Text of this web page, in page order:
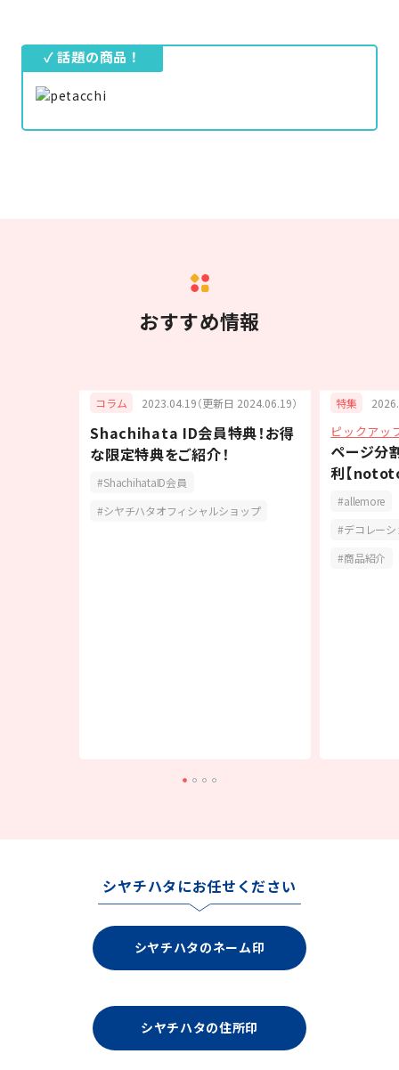
✓ 話題の商品！
おすすめ情報
コラム 2023.04.19（更新日 2024.06.19）
Shachihata ID会員特典！お得
な限定特典をご紹介！
ShachihataID会員
シヤチハタオフィシャルショップ
特集
ピックアッ
ページ分
利【
allemore
デコレー
商品紹介
シヤチハタにお任せください
シヤチハタのネーム印
シヤチハタの住所印